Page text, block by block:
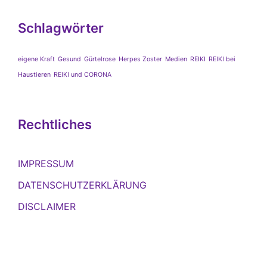
Schlagwörter
eigene Kraft Gesund Gürtelrose Herpes Zoster Medien REIKI REIKI bei
Haustieren REIKI und CORONA
Rechtliches
IMPRESSUM
DATENSCHUTZERKLÄRUNG
DISCLAIMER